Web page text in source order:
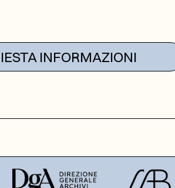
INFORMAZIONI